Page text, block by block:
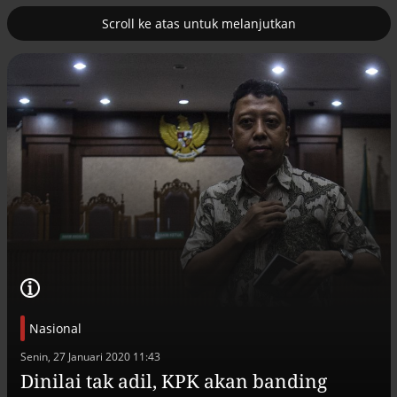
Scroll ke atas untuk melanjutkan
Nasional
Senin, 27 Januari 2020 11:43
Dinilai tak adil, KPK akan banding
Tambahan TKD menggerakkan 42
kegiatan di Lhokseumawe
Efek jera untuk pejabat abai LHKPN
Alinea.id - Peristiwa